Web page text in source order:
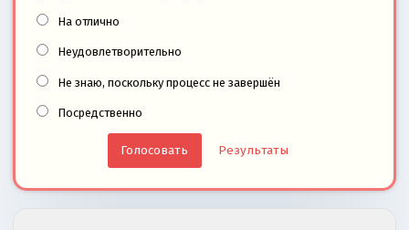
На отлично
Неудовлетворительно
Не знаю, поскольку процесс не завершён
Посредственно
Результаты